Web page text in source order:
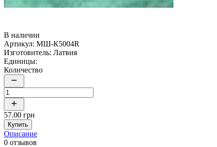
В наличии
Артикул: МШ-К5004R
Изготовитель: Латвия
Единицы:
Количество
57.00 грн
Купить
Описание
0 отзывов